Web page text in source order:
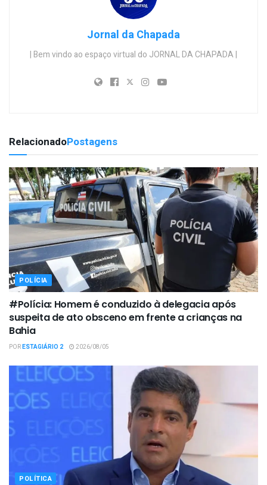
Jornal da Chapada
| Bem vindo ao espaço virtual do JORNAL DA CHAPADA |
RelacionadoPostagens
POLÍCIA
#Polícia: Homem é conduzido à delegacia após
suspeita de ato obsceno em frente a crianças na
Bahia
PORESTAGIÁRIO 2 2026/08/05
POLÍTICA